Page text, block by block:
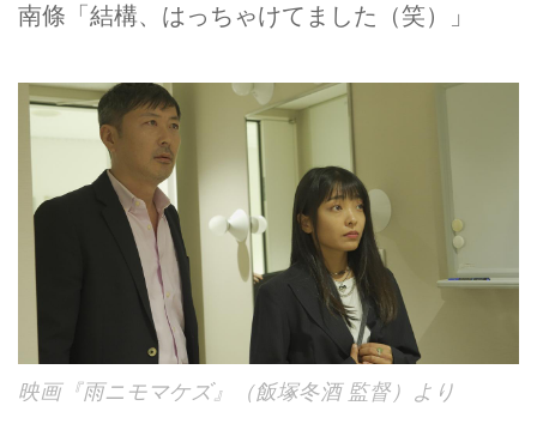
南條「結構、はっちゃけてました（笑）」
映画『雨ニモマケズ』（飯塚冬酒 監督）より